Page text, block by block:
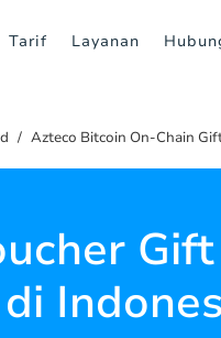
Tarif Layanan
Azteco Bitcoin On-Chain